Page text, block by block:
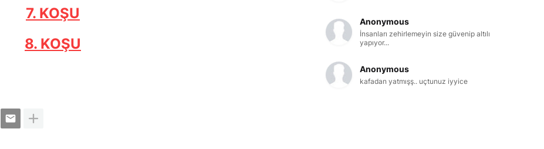
7. KOŞU
8. KOŞU
Anonymous
İnsanları zehirlemeyin size güvenip altılı
yapıyor...
Anonymous
kafadan yatmışş.. uçtunuz iyyice